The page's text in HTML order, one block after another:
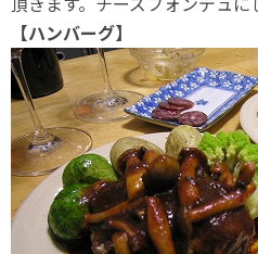
【ハンバーグ】